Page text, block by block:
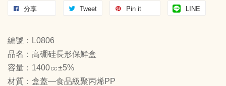
分享 Tweet Pin it LINE
編號：L0806
品名：高硼硅長形保鮮盒
容量：1400㏄±5%
材質：盒蓋—食品級聚丙烯PP